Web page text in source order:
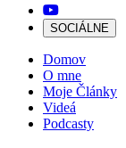
SOCIÁLNE
Domov
O mne
Moje Články
Videá
Podcasty